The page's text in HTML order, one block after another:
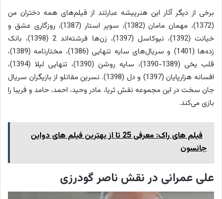
برخی از دیگر آثار این هنرپیشه عبارتند از فیلم‌های همه دختران من
(1372)، مهمان مامان (1382)، سوپر استار (1387)، روزگاری عشق و
خیانت (1392)، نیوکاسل (1397)، زن‌ها فرشته‌اند 2 (1398)، بانک
زده‌ها (1401) و سریال‌های سایه تنهایی (1386)، مختارنامه (1389)،
قلب یخی (1389-1390)، سایه روشن (1390)، تنهایی لیلا (1394)،
افسانه هزارپایان (1397) و دل (1398). نسرین مقانلو از بازیگران سریال
جان سخت در این مجموعه نقش ثریا، مادر وحید، احمد، حامد و فریبا را
بازی می‌کند.
فیلم های راک: معرفی 25 تا از بهترین فیلم های دواین
جانسون
علی عمرانی در نقش ناصر گودرزی